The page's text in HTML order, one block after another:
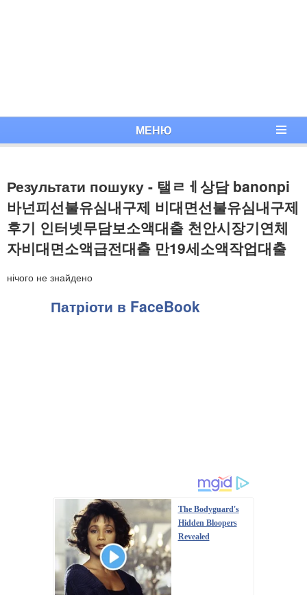
МЕНЮ
Результати пошуку - 탤ㄹㅔ상담 banonpi
바넌피선불유심내구제 비대면선불유심내구제
후기 인터넷무담보소액대출 천안시장기연체
자비대면소액급전대출 만19세소액작업대출
нічого не знайдено
Патріоти в FaceBook
The Bodyguard's
Hidden Bloopers
Revealed